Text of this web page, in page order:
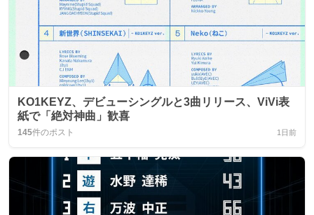
KO1KEYZ、デビューシングルと3曲リリース、ViVi表
紙で「絶対神曲」歓喜
145件のポスト 1日前